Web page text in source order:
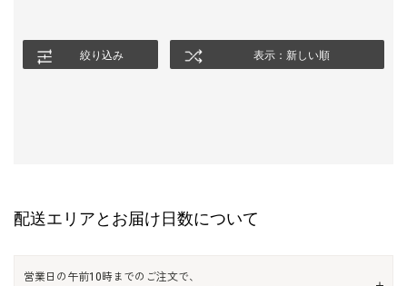
絞り込み 表示：新しい順
配送エリアとお届け日数について
営業日の午前10時までのご注文で、